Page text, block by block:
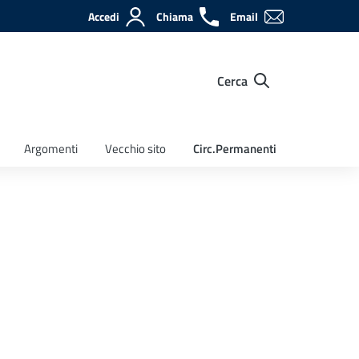
Accedi Chiama Email
Cerca
Argomenti Vecchio sito Circ.Permanenti